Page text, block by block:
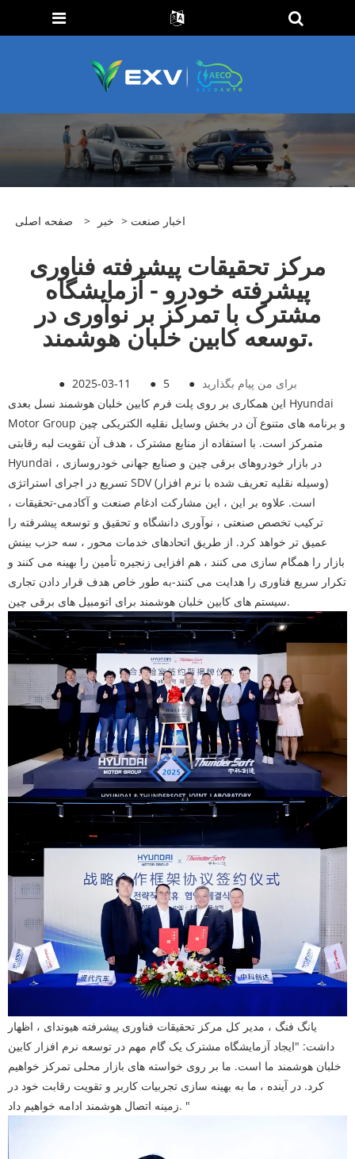
صفحه اصلی > خبر > اخبار صنعت
مرکز تحقیقات پیشرفته فناوری
پیشرفته خودرو - آزمایشگاه
مشترک با تمرکز بر نوآوری در
توسعه کابین خلبان هوشمند.
● 2025-03-11 ● 5 ● برای من پیام بگذارید
این همکاری بر روی پلت فرم کابین خلبان هوشمند نسل بعدی Hyundai
Motor Group و برنامه های متنوع آن در بخش وسایل نقلیه الکتریکی چین
متمرکز است. با استفاده از منابع مشترک ، هدف آن تقویت لبه رقابتی
Hyundai در بازار خودروهای برقی چین و صنایع جهانی خودروسازی ،
تسریع در اجرای استراتژی SDV (وسیله نقلیه تعریف شده با نرم افزار)
است. علاوه بر این ، این مشارکت ادغام صنعت و آکادمی-تحقیقات ،
ترکیب تخصص صنعتی ، نوآوری دانشگاه و تحقیق و توسعه پیشرفته را
عمیق تر خواهد کرد. از طریق اتحادهای خدمات محور ، سه حزب بینش
بازار را همگام سازی می کنند ، هم افزایی زنجیره تأمین را بهینه می کنند و
تکرار سریع فناوری را هدایت می کنند-به طور خاص هدف قرار دادن تجاری
سیستم های کابین خلبان هوشمند برای اتومبیل های برقی چین.
یانگ فنگ ، مدیر کل مرکز تحقیقات فناوری پیشرفته هیوندای ، اظهار
داشت: "ایجاد آزمایشگاه مشترک یک گام مهم در توسعه نرم افزار کابین
خلبان هوشمند ما است. ما بر روی خواسته های بازار محلی تمرکز خواهیم
کرد. در آینده ، ما به بهینه سازی تجربیات کاربر و تقویت رقابت خود در
زمینه اتصال هوشمند ادامه خواهیم داد. "